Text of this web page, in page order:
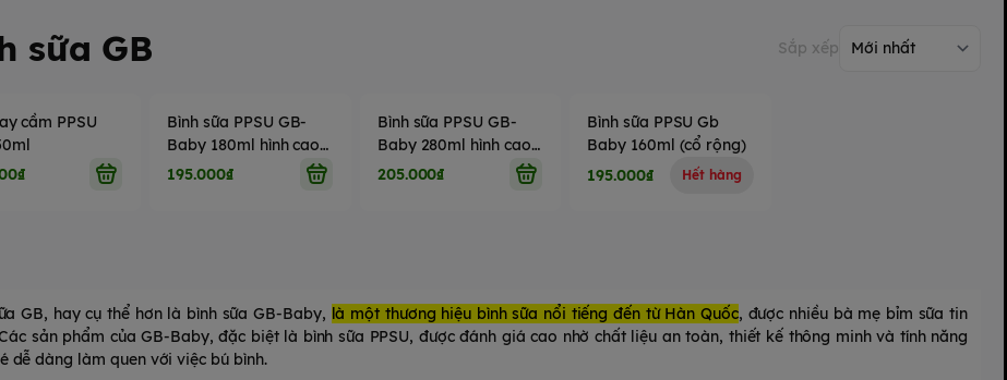
sữa GB Sắp xếp
cầm PPSU
Bình sữa PPSU GB-
Baby 180ml hình cao
cấp
195.000₫
Bình sữa PPSU GB-
Baby 280ml hình cao
cấp
205.000₫
Bình sữa PPSU Gb
Baby 160ml (cổ rộng)
195.000₫
Hết hàng
GB, hay cụ thể hơn là bình sữa GB-Baby, là một thương hiệu bình sữa nổi tiếng đến từ Hàn Quốc, được nhiều bà mẹ bỉm sữa tin
sản phẩm của GB-Baby, đặc biệt là bình sữa PPSU, được đánh giá cao nhờ chất liệu an toàn, thiết kế thông minh và tính năng
dễ dàng làm quen với việc bú bình.